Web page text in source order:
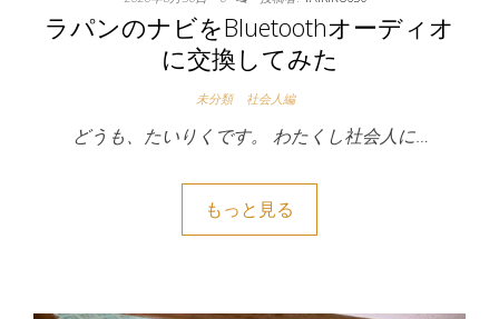
ラパンのナビをBluetoothオーディオ
に交換してみた
未分類 社会人編
どうも、たいりくです。 わたくし社会人に…
もっと見る